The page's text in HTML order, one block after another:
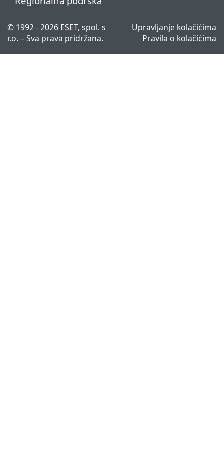
© 1992 - 2026 ESET, spol. s
r.o. – Sva prava pridržana.
Upravljanje kolačićima
Pravila o kolačićima